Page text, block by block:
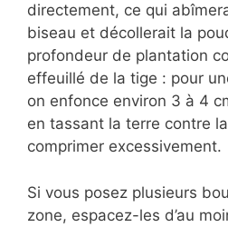
directement, ce qui
biseau et décollerait la
profondeur de plantation
effeuillé de la tige : pour
on enfonce environ 3 à 4
en tassant la terre contre
comprimer excessivement.
Si vous posez plusieurs
zone, espacez-les d’au